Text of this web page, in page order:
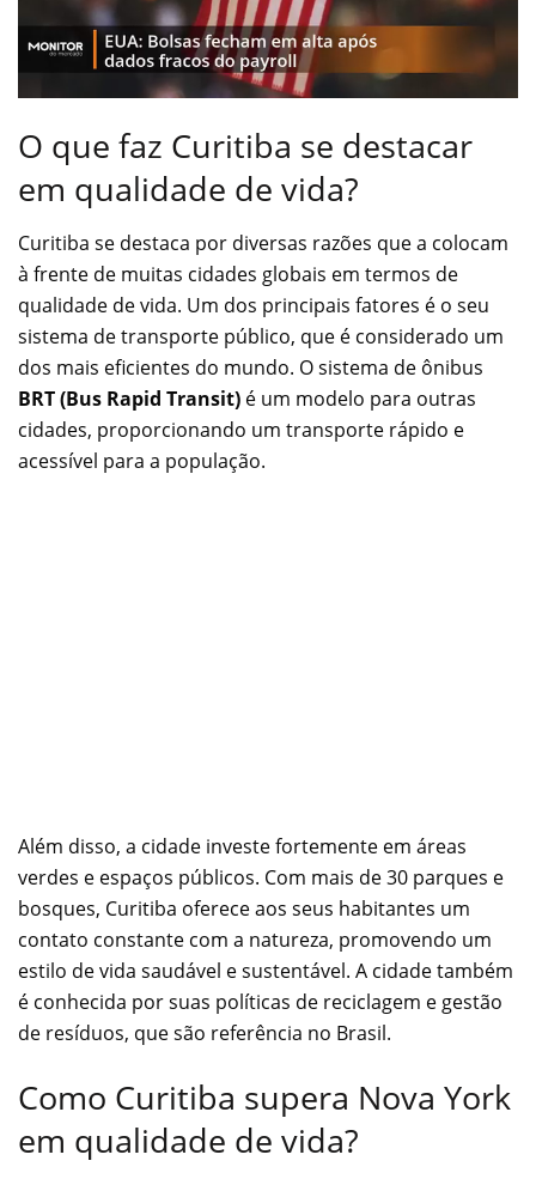
O que faz Curitiba se destacar
em qualidade de vida?
Curitiba se destaca por diversas razões que a colocam
à frente de muitas cidades globais em termos de
qualidade de vida. Um dos principais fatores é o seu
sistema de transporte público, que é considerado um
dos mais eficientes do mundo. O sistema de ônibus
BRT (Bus Rapid Transit) é um modelo para outras
cidades, proporcionando um transporte rápido e
acessível para a população.
Além disso, a cidade investe fortemente em áreas
verdes e espaços públicos. Com mais de 30 parques e
bosques, Curitiba oferece aos seus habitantes um
contato constante com a natureza, promovendo um
estilo de vida saudável e sustentável. A cidade também
é conhecida por suas políticas de reciclagem e gestão
de resíduos, que são referência no Brasil.
Como Curitiba supera Nova York
em qualidade de vida?